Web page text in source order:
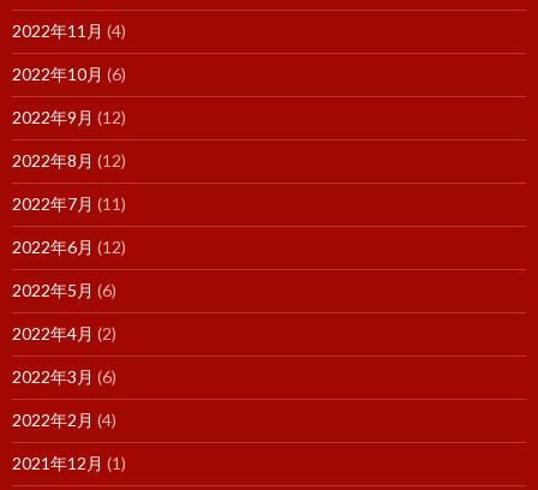
2022年11月 (4)
2022年10月 (6)
2022年9月 (12)
2022年8月 (12)
2022年7月 (11)
2022年6月 (12)
2022年5月 (6)
2022年4月 (2)
2022年3月 (6)
2022年2月 (4)
2021年12月 (1)